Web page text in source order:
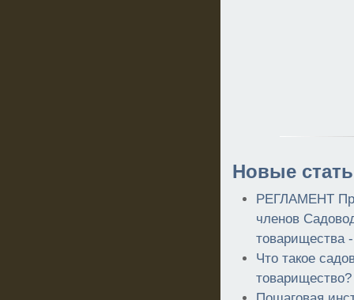
Новые
РЕГЛАМЕНТ
членов
товарищества
Что такое